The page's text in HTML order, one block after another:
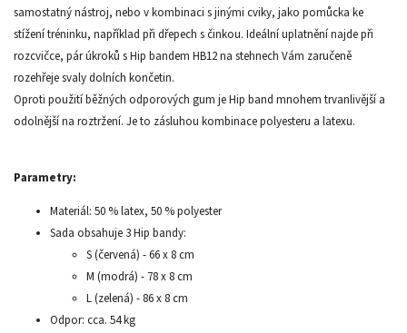
samostatný nástroj, nebo v kombinaci s jinými cviky, jako pomůcka ke
stížení tréninku, například při dřepech s činkou. Ideální uplatnění najde při
rozcvičce, pár úkroků s Hip bandem HB12 na stehnech Vám zaručeně
rozehřeje svaly dolních končetin.
Oproti použití běžných odporových gum je Hip band mnohem trvanlivější a
odolnější na roztržení. Je to zásluhou kombinace polyesteru a latexu.
Parametry:
Materiál: 50 % latex, 50 % polyester
Sada obsahuje 3 Hip bandy:
S (červená) - 66 x 8 cm
M (modrá) - 78 x 8 cm
L (zelená) - 86 x 8 cm
Odpor: cca. 54 kg